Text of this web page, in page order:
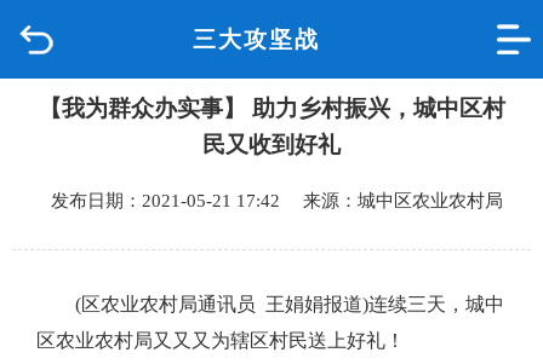
三大攻坚战
品质城中
政府信息公开
网上办事
【我为群众办实事】 助力乡村振兴，城中区村
民又收到好礼
发布日期：2021-05-21 17:42 来源：城中区农业农村局
(区农业农村局通讯员 王娟娟报道)连续三天，城中
区农业农村局又又又为辖区村民送上好礼！